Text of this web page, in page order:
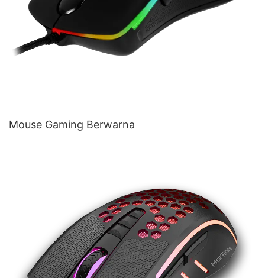
Mouse Gaming Berwarna